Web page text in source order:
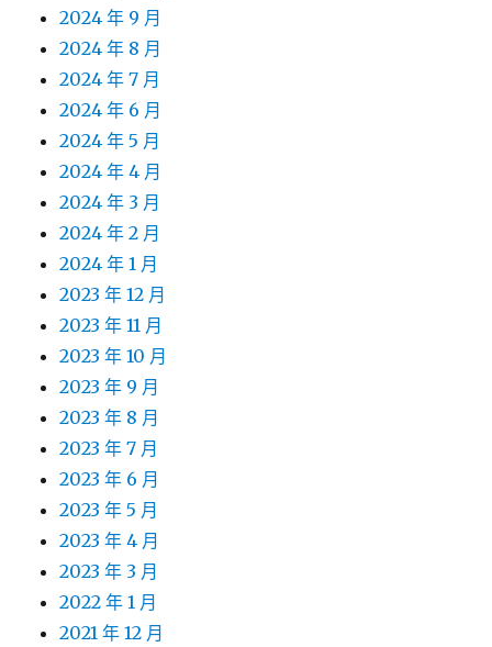
2024 年 9 月
2024 年 8 月
2024 年 7 月
2024 年 6 月
2024 年 5 月
2024 年 4 月
2024 年 3 月
2024 年 2 月
2024 年 1 月
2023 年 12 月
2023 年 11 月
2023 年 10 月
2023 年 9 月
2023 年 8 月
2023 年 7 月
2023 年 6 月
2023 年 5 月
2023 年 4 月
2023 年 3 月
2022 年 1 月
2021 年 12 月